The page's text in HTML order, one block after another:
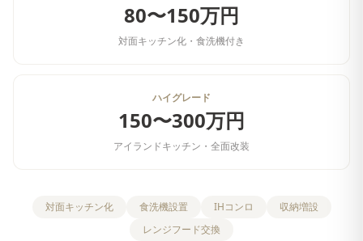
80〜150万円
対面キッチン化・食洗機付き
ハイグレード
150〜300万円
アイランドキッチン・全面改装
対面キッチン化 食洗機設置 IHコンロ
収納増設
レンジフード交換